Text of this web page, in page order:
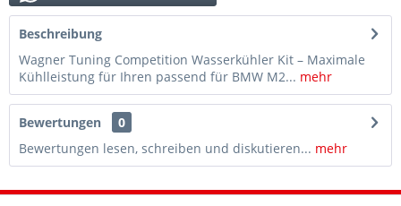
Beschreibung
Wagner Tuning Competition Wasserkühler Kit – Maximale
Kühlleistung für Ihren passend für BMW M2... mehr
Bewertungen
0
Bewertungen lesen, schreiben und diskutieren... mehr